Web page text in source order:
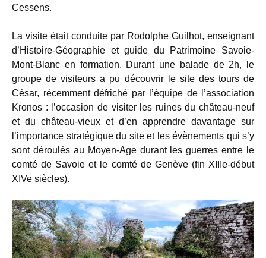
Cessens.
La visite était conduite par Rodolphe Guilhot, enseignant
d’Histoire-Géographie et guide du Patrimoine Savoie-
Mont-Blanc en formation. Durant une balade de 2h, le
groupe de visiteurs a pu découvrir le site des tours de
César, récemment défriché par l’équipe de l’association
Kronos : l’occasion de visiter les ruines du château-neuf
et du château-vieux et d’en apprendre davantage sur
l’importance stratégique du site et les évènements qui s’y
sont déroulés au Moyen-Age durant les guerres entre le
comté de Savoie et le comté de Genève (fin XIIIe-début
XIVe siècles).